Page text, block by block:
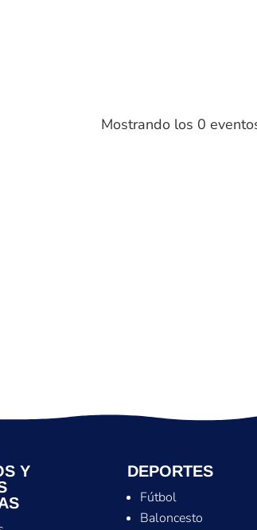
Mostrando los 0
Y
DEPORTES
Fútbol
Baloncesto